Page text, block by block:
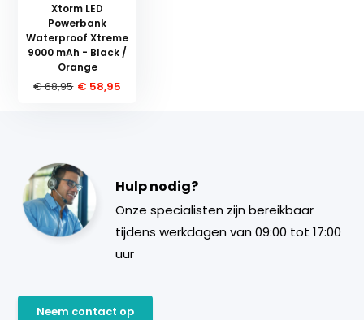
Xtorm LED
Powerbank
Waterproof Xtreme
9000 mAh - Black /
Orange
€ 68,95 € 58,95
Hulp nodig?
Onze specialisten zijn bereikbaar
tijdens werkdagen van 09:00 tot 17:00
uur
Neem contact op